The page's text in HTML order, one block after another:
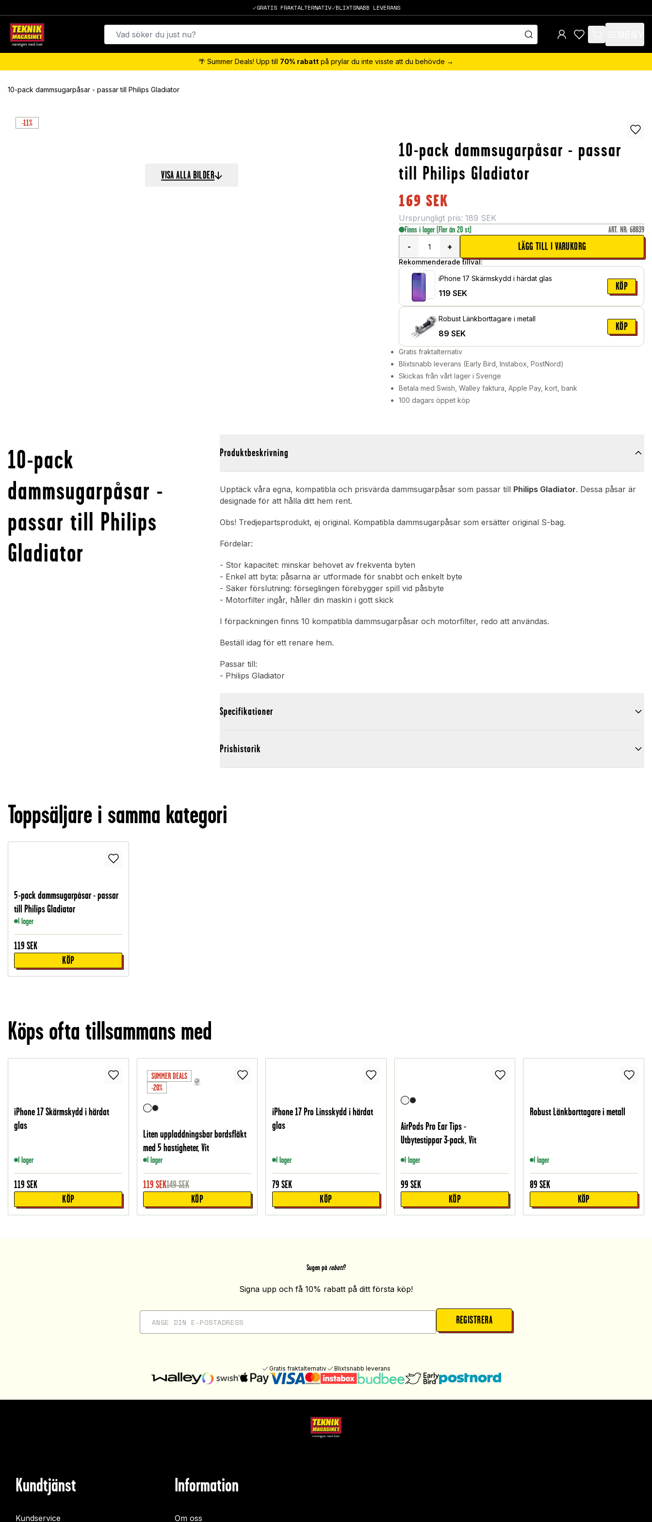
GRATIS FRAKTALTERNATIV BLIXTSNABB LEVERANS
items in cart, view
🌴 Summer Deals! Upp till 70% rabatt på prylar du inte visste att du behövde →
10-pack dammsugarpåsar - passar till Philips Gladiator
-11%
VISA ALLA BILDER
10-pack dammsugarpåsar - passar
till Philips Gladiator
169 SEK
Ursprungligt pris: 189 SEK
Finns i lager (Fler än 20 st) ART. NR: 68839
-
+ LÄGG TILL I VARUKORG
Rekommenderade tillval:
iPhone 17 Skärmskydd i härdat glas
119 SEK
KÖP
Robust Länkborttagare i metall
89 SEK
KÖP
Gratis fraktalternativ
Blixtsnabb leverans (Early Bird, Instabox, PostNord)
Skickas från vårt lager i Sverige
Betala med Swish, Walley faktura, Apple Pay, kort, bank
100 dagars öppet köp
10-pack
dammsugarpåsar -
passar till Philips
Gladiator
Produktbeskrivning
Upptäck våra egna, kompatibla och prisvärda dammsugarpåsar som passar till Philips Gladiator. Dessa påsar är
designade för att hålla ditt hem rent.
Obs! Tredjepartsprodukt, ej original. Kompatibla dammsugarpåsar som ersätter original S-bag.
Fördelar:
- Stor kapacitet: minskar behovet av frekventa byten
- Enkel att byta: påsarna är utformade för snabbt och enkelt byte
- Säker förslutning: förseglingen förebygger spill vid påsbyte
- Motorfilter ingår, håller din maskin i gott skick
I förpackningen finns 10 kompatibla dammsugarpåsar och motorfilter, redo att användas.
Beställ idag för ett renare hem.
Passar till:
- Philips Gladiator
Specifikationer
Prishistorik
Toppsäljare i samma kategori
5-pack dammsugarpåsar - passar
till Philips Gladiator
I lager
119 SEK
KÖP
Köps ofta tillsammans med
iPhone 17 Skärmskydd i härdat
glas
I lager
119 SEK
KÖP
SUMMER DEALS
-20%
Liten uppladdningsbar bordsfläkt
med 5 hastigheter, Vit
I lager
119 SEK149SEK
KÖP
iPhone 17 Pro Linsskydd i härdat
glas
I lager
79 SEK
KÖP
AirPods Pro Ear Tips -
Utbytestippar 3-pack, Vit
I lager
99 SEK
KÖP
Robust Länkborttagare i metall
I lager
89 SEK
KÖP
Sugen på rabatt?
Signa upp och få 10% rabatt på ditt första köp!
REGISTRERA
Gratis fraktalternativ Blixtsnabb leverans
Kundtjänst
Kundservice
Information
Om oss